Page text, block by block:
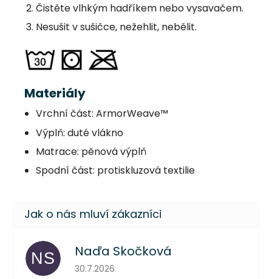
Čistěte vlhkým hadříkem nebo vysavačem.
Nesušit v sušičce, nežehlit, nebělit.
Materiály
Vrchní část: ArmorWeave™
Výplň: duté vlákno
Matrace: pěnová výplň
Spodní část: protiskluzová textilie
NS Naďa Skočková
Hodnocení obchodu je 5 z 5 hvězdiček.
30.7.2026